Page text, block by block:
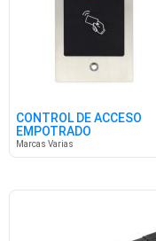
CONTROL DE ACCESO
EMPOTRADO
Marcas Varias